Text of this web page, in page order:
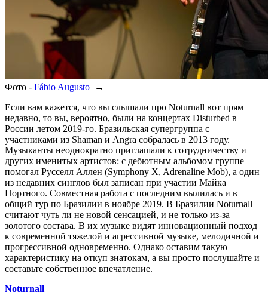
Фото - Fábio Augusto
→
Если вам кажется, что вы слышали про Noturnall вот прям
недавно, то вы, вероятно, были на концертах Disturbed в
России летом 2019-го. Бразильская супергруппа с
участниками из Shaman и Angra собралась в 2013 году.
Музыканты неоднократно приглашали к сотрудничеству и
других именитых артистов: с дебютным альбомом группе
помогал Русселл Аллен (Symphony X, Adrenaline Mob), а один
из недавних синглов был записан при участии Майка
Портного. Совместная работа с последним вылилась и в
общий тур по Бразилии в ноябре 2019. В Бразилии Noturnall
считают чуть ли не новой сенсацией, и не только из-за
золотого состава. В их музыке видят инновационный подход
к современной тяжелой и агрессивной музыке, мелодичной и
прогрессивной одновременно. Однако оставим такую
характеристику на откуп знатокам, а вы просто послушайте и
составьте собственное впечатление.
Noturnall